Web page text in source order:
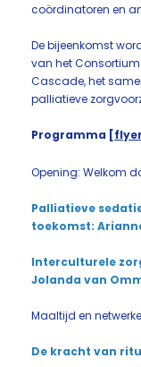
coördinatoren en
De bijeenkomst
van het
Cascade, het
palliatieve
Programma [flyer
Opening: Welkom
Palliatieve
toekomst:
Interculturele
Jolanda van
Maaltijd en
De kracht van